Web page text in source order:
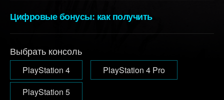
Цифровые бонусы: как получить
Выбрать консоль
PlayStation 4
PlayStation 4 Pro
PlayStation 5